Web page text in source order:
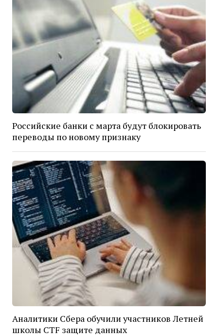
Российские банки с марта будут блокировать
переводы по новому признаку
Аналитики Сбера обучили участников Летней
школы CTF защите данных